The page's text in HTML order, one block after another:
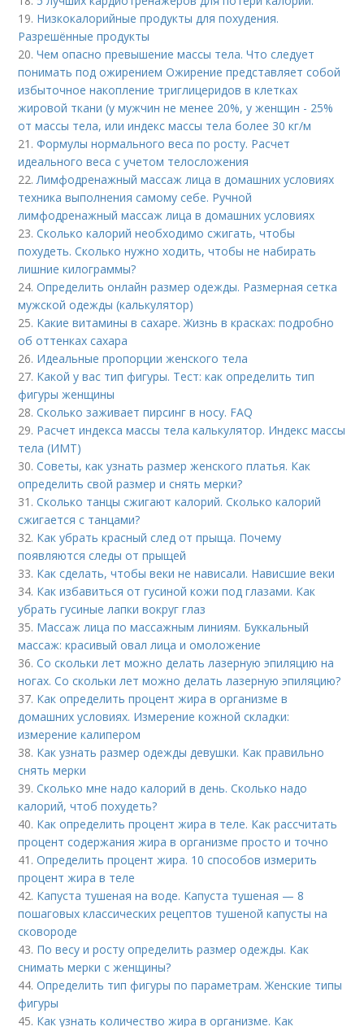
19. Низкокалорийные продукты для похудения.
Разрешённые продукты
20.Чем опасно превышение массы тела. Что следует
понимать под ожирением Ожирение представляет собой
избыточное накопление триглицеридов в клетках
жировой ткани (у мужчин не менее 20%, у женщин - 25%
от массы тела, или индекс массы тела более 30 кг/м
21.Формулы нормального веса по росту. Расчет
идеального веса с учетом телосложения
22.Лимфодренажный массаж лица в домашних условиях
техника выполнения самому себе. Ручной
лимфодренажный массаж лица в домашних условиях
23.Сколько калорий необходимо сжигать, чтобы
похудеть. Сколько нужно ходить, чтобы не набирать
лишние килограммы?
24.Определить онлайн размер одежды. Размерная сетка
мужской одежды (калькулятор)
25. Какие витамины в сахаре. Жизнь в красках: подробно
об оттенках сахара
26. Идеальные пропорции женского тела
27. Какой у вас тип фигуры. Тест: как определить тип
фигуры женщины
28.Сколько заживает пирсинг в носу. FAQ
29. Расчет индекса массы тела калькулятор. Индекс массы
тела (ИМТ)
30.Советы, как узнать размер женского платья. Как
определить свой размер и снять мерки?
31.Сколько танцы сжигают калорий. Сколько калорий
сжигается с танцами?
32. Как убрать красный след от прыща. Почему
появляются следы от прыщей
33. Как сделать, чтобы веки не нависали. Нависшие веки
34. Как избавиться от гусиной кожи под глазами. Как
убрать гусиные лапки вокруг глаз
35. Массаж лица по массажным линиям. Буккальный
массаж: красивый овал лица и омоложение
36.Со скольки лет можно делать лазерную эпиляцию на
ногах. Со скольки лет можно делать лазерную эпиляцию?
37. Как определить процент жира в организме в
домашних условиях. Измерение кожной складки:
измерение калипером
38. Как узнать размер одежды девушки. Как правильно
снять мерки
39.Сколько мне надо калорий в день. Сколько надо
калорий, чтоб похудеть?
40. Как определить процент жира в теле. Как рассчитать
процент содержания жира в организме просто и точно
41.Определить процент жира. 10 способов измерить
процент жира в теле
42. Капуста тушеная на воде. Капуста тушеная — 8
пошаговых классических рецептов тушеной капусты на
сковороде
43. По весу и росту определить размер одежды. Как
снимать мерки с женщины?
44.Определить тип фигуры по параметрам. Женские типы
фигуры
45. Как узнать количество жира в организме. Как